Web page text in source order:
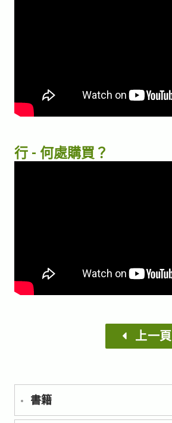
行 - 何處購買？
上一頁
書籍